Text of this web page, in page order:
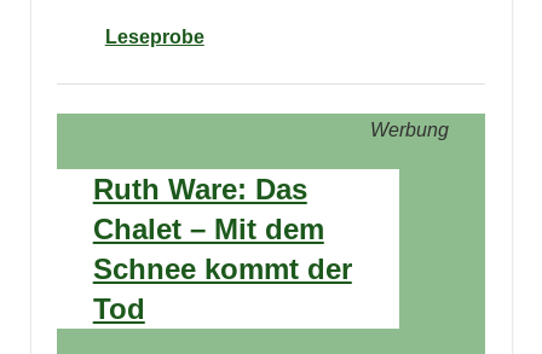
Leseprobe
Werbung
Ruth Ware: Das
Chalet – Mit dem
Schnee kommt der
Tod